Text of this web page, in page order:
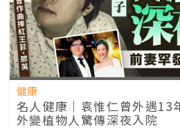
健康
名人健康｜袁惟仁曾外遇13
外變植物人驚傳深夜入院